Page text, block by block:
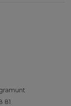
81